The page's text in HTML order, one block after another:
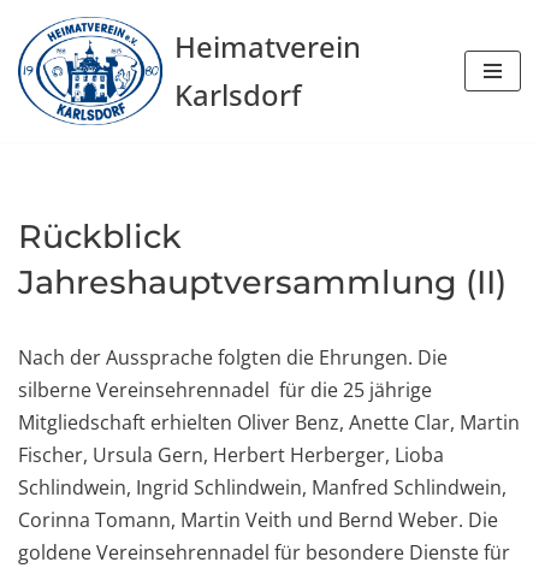
Zum
Inhalt
springen
Heimatverein
Karlsdorf
Rückblick
Jahreshauptversammlung (II)
Nach der Aussprache folgten die Ehrungen. Die
silberne Vereinsehrennadel für die 25 jährige
Mitgliedschaft erhielten Oliver Benz, Anette Clar, Martin
Fischer, Ursula Gern, Herbert Herberger, Lioba
Schlindwein, Ingrid Schlindwein, Manfred Schlindwein,
Corinna Tomann, Martin Veith und Bernd Weber. Die
goldene Vereinsehrennadel für besondere Dienste für